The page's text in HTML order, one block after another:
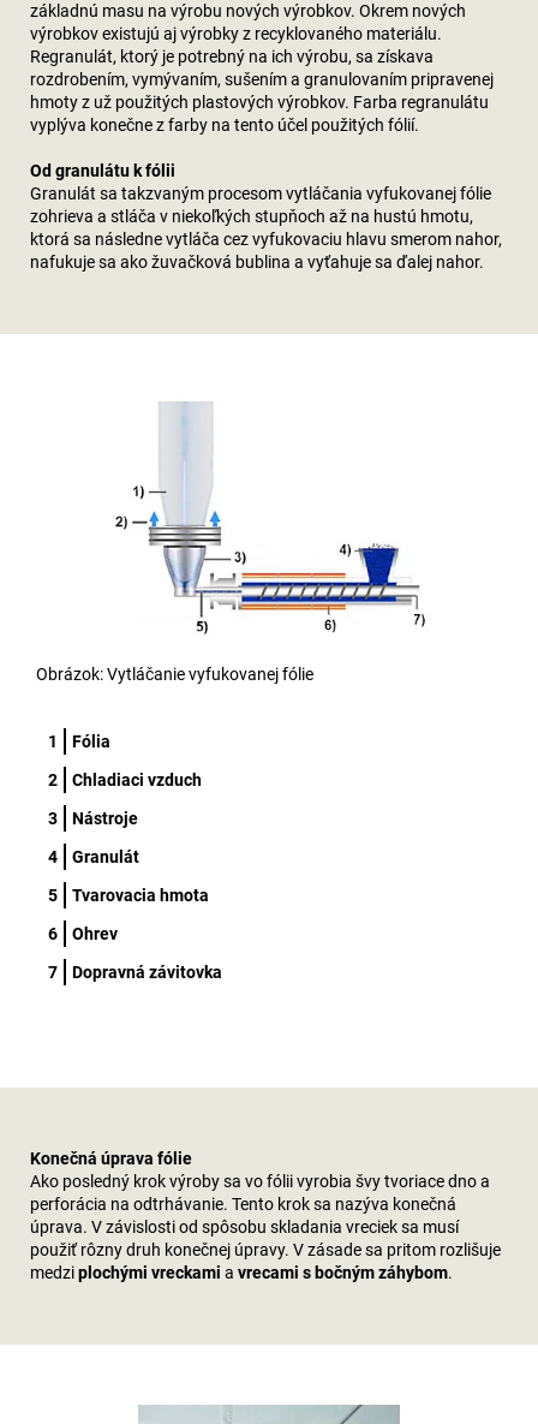
základnú masu na výrobu nových výrobkov. Okrem nových
výrobkov existujú aj výrobky z recyklovaného materiálu.
Regranulát, ktorý je potrebný na ich výrobu, sa získava
rozdrobením, vymývaním, sušením a granulovaním pripravenej
hmoty z už použitých plastových výrobkov. Farba regranulátu
vyplýva konečne z farby na tento účel použitých fólií.
Od granulátu k fólii
Granulát sa takzvaným procesom vytláčania vyfukovanej fólie
zohrieva a stláča v niekoľkých stupňoch až na hustú hmotu,
ktorá sa následne vytláča cez vyfukovaciu hlavu smerom nahor,
nafukuje sa ako žuvačková bublina a vyťahuje sa ďalej nahor.
Obrázok: Vytláčanie vyfukovanej fólie
Fólia
Chladiaci vzduch
Nástroje
Granulát
Tvarovacia hmota
Ohrev
Dopravná závitovka
Konečná úprava fólie
Ako posledný krok výroby sa vo fólii vyrobia švy tvoriace dno a
perforácia na odtrhávanie. Tento krok sa nazýva konečná
úprava. V závislosti od spôsobu skladania vreciek sa musí
použiť rôzny druh konečnej úpravy. V zásade sa pritom rozlišuje
medziplochými vreckami a vrecami s bočným záhybom.